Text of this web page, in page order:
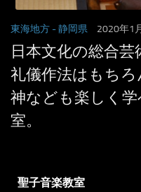
東海地方 - 静岡県 2020年1
日本文化の総合
礼儀作法はもち
神なども楽しく
室。
聖子音楽教室